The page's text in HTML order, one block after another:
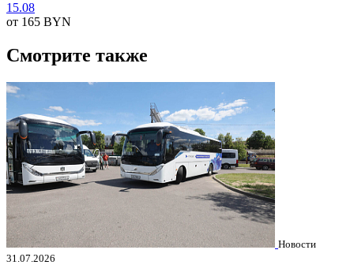
15.08
от 165 BYN
Смотрите также
Новости
31.07.2026